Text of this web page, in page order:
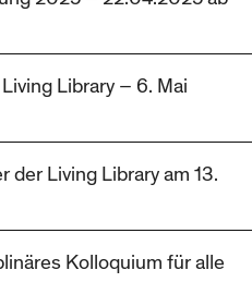
Library – 6. Mai
der Living Library am 13.
Kolloquium für alle